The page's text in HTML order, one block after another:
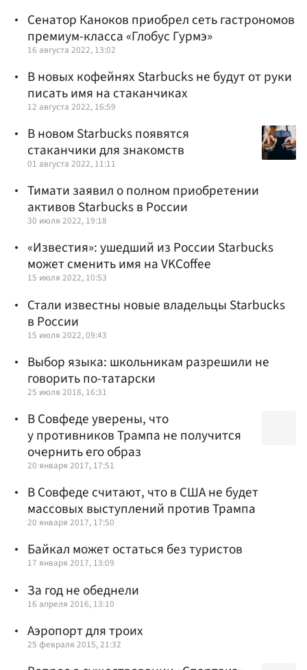
Сенатор Каноков приобрел сеть гастрономов
премиум-класса «Глобус Гурмэ»
16 августа 2022, 13:02
В новых кофейнях Starbucks не будут от руки
писать имя на стаканчиках
12 августа 2022, 16:59
В новом Starbucks появятся
стаканчики для знакомств
01 августа 2022, 11:11
Тимати заявил о полном приобретении
активов Starbucks в России
30 июля 2022, 19:18
«Известия»: ушедший из России Starbucks
может сменить имя на VKCoffee
15 июля 2022, 10:53
Стали известны новые владельцы Starbucks
в России
15 июля 2022, 09:43
Выбор языка: школьникам разрешили не
говорить по-татарски
25 июля 2018, 16:31
В Совфеде уверены, что
у противников Трампа не получится
очернить его образ
20 января 2017, 17:51
В Совфеде считают, что в США не будет
массовых выступлений против Трампа
20 января 2017, 17:50
Байкал может остаться без туристов
17 января 2017, 13:09
За год не обеднели
16 апреля 2016, 13:10
Аэропорт для троих
25 февраля 2015, 21:32